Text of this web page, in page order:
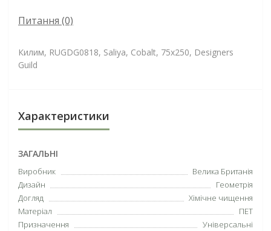
Питання (0)
Килим, RUGDG0818, Saliya, Cobalt, 75х250, Designers
Guild
Характеристики
ЗАГАЛЬНІ
Виробник
Велика Британія
Дизайн
Геометрія
Догляд
Хімічне чищення
Матеріал
ПЕТ
Призначення
Універсальні